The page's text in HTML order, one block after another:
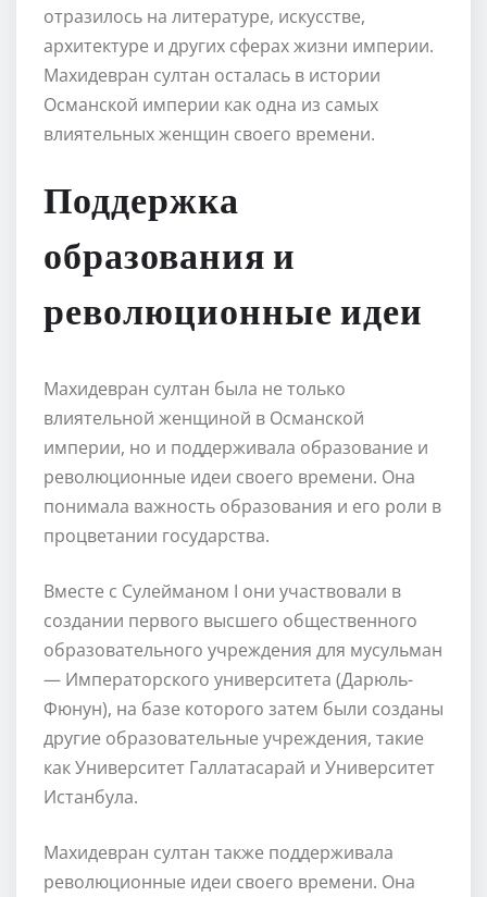
отразилось на литературе, искусстве,
архитектуре и других сферах жизни империи.
Махидевран султан осталась в истории
Османской империи как одна из самых
влиятельных женщин своего времени.
Поддержка
образования и
революционные идеи
Махидевран султан была не только
влиятельной женщиной в Османской
империи, но и поддерживала образование и
революционные идеи своего времени. Она
понимала важность образования и его роли в
процветании государства.
Вместе с Сулейманом I они участвовали в
создании первого высшего общественного
образовательного учреждения для мусульман
— Императорского университета (Дарюль-
Фюнун), на базе которого затем были созданы
другие образовательные учреждения, такие
как Университет Галлатасарай и Университет
Истанбула.
Махидевран султан также поддерживала
революционные идеи своего времени. Она